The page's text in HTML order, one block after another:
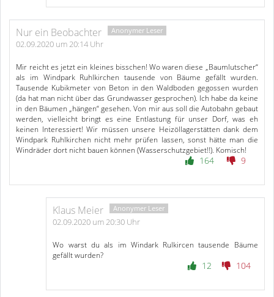
Nur ein Beobachter
02.09.2020 um 20:14 Uhr
Mir reicht es jetzt ein kleines bisschen! Wo waren diese „Baumlutscher“
als im Windpark Ruhlkirchen tausende von Bäume gefällt wurden.
Tausende Kubikmeter von Beton in den Waldboden gegossen wurden
(da hat man nicht über das Grundwasser gesprochen). Ich habe da keine
in den Bäumen „hängen“ gesehen. Von mir aus soll die Autobahn gebaut
werden, vielleicht bringt es eine Entlastung für unser Dorf, was eh
keinen Interessiert! Wir müssen unsere Heizöllagerstätten dank dem
Windpark Ruhlkirchen nicht mehr prüfen lassen, sonst hätte man die
Windräder dort nicht bauen können (Wasserschutzgebiet!!). Komisch!
164 9
Klaus Meier
02.09.2020 um 20:30 Uhr
Wo warst du als im Windark Rulkircen tausende Bäume
gefällt wurden?
12 104